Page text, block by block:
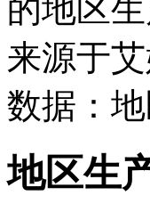
的地区
来源于
数据：
地区生